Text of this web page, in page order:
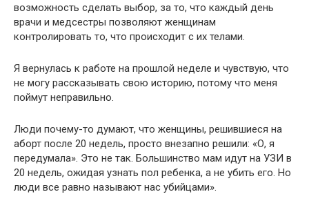
возможность сделать выбор, за то, что каждый день
врачи и медсестры позволяют женщинам
контролировать то, что происходит с их телами.
Я вернулась к работе на прошлой неделе и чувствую, что
не могу рассказывать свою историю, потому что меня
поймут неправильно.
Люди почему-то думают, что женщины, решившиеся на
аборт после 20 недель, просто внезапно решили: «О, я
передумала». Это не так. Большинство мам идут на УЗИ в
20 недель, ожидая узнать пол ребенка, а не убить его. Но
люди все равно называют нас убийцами».